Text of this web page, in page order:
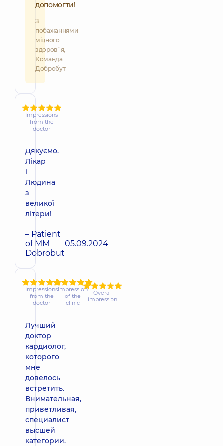
допомогти!
З
побажаннями
міцного
здоров`я,
Команда
Добробут
Impressions
from the
doctor
Дякуємо.
Лікар
і
Людина
з
великої
літери!
– Patient
of MM
Dobrobut
05.09.2024
Impressions
from the
doctor
Impression
of the
clinic
Overall
impression
Лучший
доктор
кардиолог,
которого
мне
довелось
встретить.
Внимательная,
приветливая,
специалист
высшей
категории.